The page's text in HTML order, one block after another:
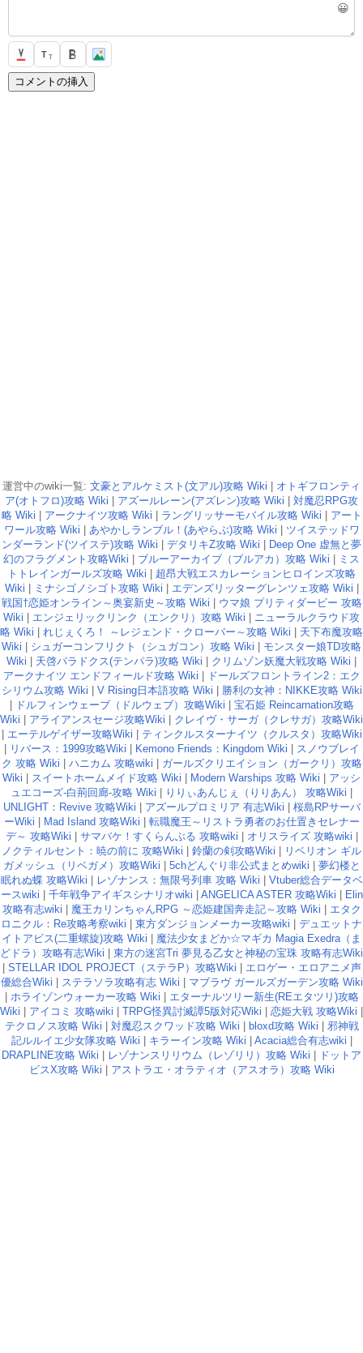
😀
T T
運営中のwiki一覧: 文豪とアルケミスト(文アル)攻略 Wiki | オトギフロンティ
ア(オトフロ)攻略 Wiki | アズールレーン(アズレン)攻略 Wiki | 対魔忍RPG攻
略 Wiki | アークナイツ攻略 Wiki | ラングリッサーモバイル攻略 Wiki | アート
ワール攻略 Wiki | あやかしランブル！(あやらぶ)攻略 Wiki | ツイステッドワ
ンダーランド(ツイステ)攻略 Wiki | デタリキZ攻略 Wiki | Deep One 虚無と夢
幻のフラグメント攻略Wiki | ブルーアーカイブ（ブルアカ）攻略 Wiki | ミス
トトレインガールズ攻略 Wiki | 超昂大戦エスカレーションヒロインズ攻略
Wiki | ミナシゴノシゴト攻略 Wiki | エデンズリッターグレンツェ攻略 Wiki |
戦国†恋姫オンライン～奥宴新史～攻略 Wiki | ウマ娘 プリティダービー 攻略
Wiki | エンジェリックリンク（エンクリ）攻略 Wiki | ニューラルクラウド攻
略 Wiki | れじぇくろ！ ～レジェンド・クローバー～攻略 Wiki | 天下布魔攻略
Wiki | シュガーコンフリクト（シュガコン）攻略 Wiki | モンスター娘TD攻略
Wiki | 天啓パラドクス(テンパラ)攻略 Wiki | クリムゾン妖魔大戦攻略 Wiki |
アークナイツ エンドフィールド攻略 Wiki | ドールズフロントライン2：エク
シリウム攻略 Wiki | V Rising日本語攻略 Wiki | 勝利の女神：NIKKE攻略 Wiki
| ドルフィンウェーブ（ドルウェブ）攻略Wiki | 宝石姫 Reincarnation攻略
Wiki | アライアンスセージ攻略Wiki | クレイヴ・サーガ（クレサガ）攻略Wiki
| エーテルゲイザー攻略Wiki | ティンクルスターナイツ（クルスタ）攻略Wiki
| リバース：1999攻略Wiki | Kemono Friends：Kingdom Wiki | スノウブレイ
ク 攻略 Wiki | ハニカム 攻略wiki | ガールズクリエイション（ガークリ）攻略
Wiki | スイートホームメイド攻略 Wiki | Modern Warships 攻略 Wiki | アッシ
ュエコーズ-白荊回廊-攻略 Wiki | りりぃあんじぇ（りりあん） 攻略Wiki |
UNLIGHT：Revive 攻略Wiki | アズールプロミリア 有志Wiki | 桜島RPサーバ
ーWiki | Mad Island 攻略Wiki | 転職魔王～リストラ勇者のお仕置きセレナー
デ～ 攻略Wiki | サマバケ！すくらんぶる 攻略wiki | オリスライズ 攻略wiki |
ノクティルセント：暁の前に 攻略Wiki | 鈴蘭の剣攻略Wiki | リベリオン ギル
ガメッシュ（リベガメ）攻略Wiki | 5chどんぐり非公式まとめwiki | 夢幻楼と
眠れぬ蝶 攻略Wiki | レゾナンス：無限号列車 攻略 Wiki | Vtuber総合データベ
ースwiki | 千年戦争アイギスシナリオwiki | ANGELICA ASTER 攻略Wiki | Elin
攻略有志wiki | 魔王カリンちゃんRPG ～恋姫建国奔走記～攻略 Wiki | エタク
ロニクル：Re攻略考察wiki | 東方ダンジョンメーカー攻略wiki | デュエットナ
イトアビス(二重螺旋)攻略 Wiki | 魔法少女まどか☆マギカ Magia Exedra（ま
どドラ）攻略有志Wiki | 東方の迷宮Tri 夢見る乙女と神秘の宝珠 攻略有志Wiki
| STELLAR IDOL PROJECT（ステラP）攻略Wiki | エロゲー・エロアニメ声
優総合Wiki | ステラソラ攻略有志 Wiki | マブラヴ ガールズガーデン攻略 Wiki
| ホライゾンウォーカー攻略 Wiki | エターナルツリー新生(REエタツリ)攻略
Wiki | アイコミ 攻略wiki | TRPG怪異討滅譚5版対応Wiki | 恋姫大戦 攻略Wiki |
テクロノス攻略 Wiki | 対魔忍スクワッド攻略 Wiki | bloxd攻略 Wiki | 邪神戦
記ルルイエ少女隊攻略 Wiki | キラーイン攻略 Wiki | Acacia総合有志wiki |
DRAPLINE攻略 Wiki | レゾナンスリリウム（レゾリリ）攻略 Wiki | ドットア
ビスX攻略 Wiki | アストラエ・オラティオ（アスオラ）攻略 Wiki